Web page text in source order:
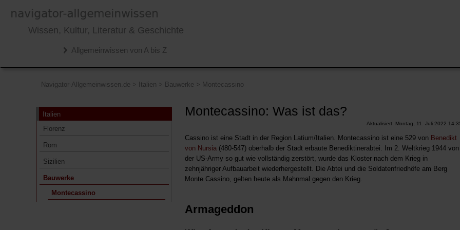
Wissen, Kultur, Literatur & Geschichte
Allgemeinwissen von A bis Z
Navigator-Allgemeinwissen.de > Italien > Bauwerke > Montecassino
Italien
Florenz
Rom
Sizilien
Bauwerke
Montecassino
Montecassino: Was ist das?
Aktualisiert: Montag, 11. Juli 2022
Cassino ist eine Stadt in der Region Latium/Italien. Montecassino ist eine 529 von Benedikt
von Nursia(480-547) oberhalb der Stadt erbaute Benediktinerabtei. Im 2. Weltkrieg 1944 von
der US-Army so gut wie vollständig zerstört, wurde das Kloster nach dem Krieg in
zehnjähriger Aufbauarbeit wiederhergestellt. Die Abtei und die Soldatenfriedhöfe am Berg
Monte Cassino, gelten heute als Mahnmal gegen den Krieg.
Armageddon
Florenz
Sizilien
Bauwerke